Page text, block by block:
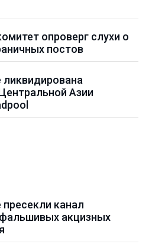
опроверг слухи о
постов
ликвидирована
Азии
пресекли канал
акцизных